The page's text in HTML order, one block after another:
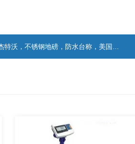
磅，防水台称，美国双杰天平，报警电子称